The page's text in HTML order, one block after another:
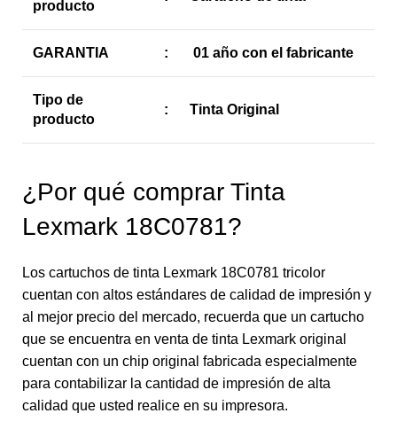
producto
GARANTIA : 01 año con el fabricante
Tipo de
producto
: Tinta Original
¿Por qué comprar Tinta
Lexmark 18C0781?
Los cartuchos de tinta Lexmark 18C0781 tricolor
cuentan con altos estándares de calidad de impresión y
al mejor precio del mercado, recuerda que un cartucho
que se encuentra en venta de tinta Lexmark original
cuentan con un chip original fabricada especialmente
para contabilizar la cantidad de impresión de alta
calidad que usted realice en su impresora.